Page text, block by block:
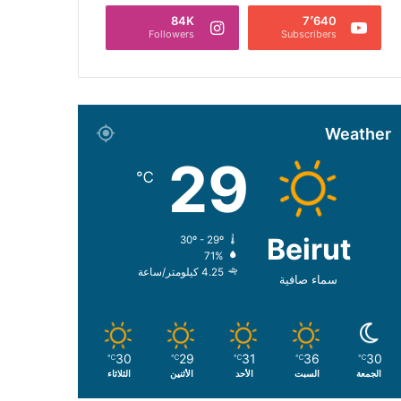
7٬640
Subscribers
84K
Followers
Weather
Beirut
سماء صافية
29
℃
30º - 29º
71%
4.25 كيلومتر/ساعة
30
℃
الجمعة
36
℃
السبت
31
℃
الأحد
29
℃
الأثنين
30
℃
الثلاثاء